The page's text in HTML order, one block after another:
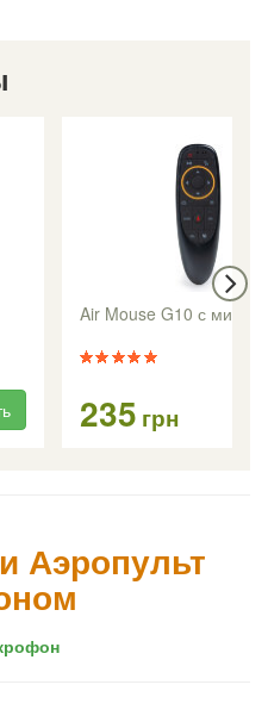
Air Mouse G10 с
235 грн
Аэропульт